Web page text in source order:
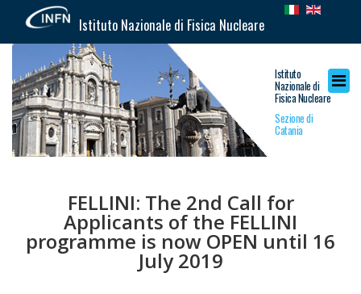
Istituto Nazionale di Fisica Nucleare
Istituto
Nazionale di
Fisica Nucleare
Sezione di
Catania
FELLINI: The 2nd Call for
Applicants of the FELLINI
programme is now OPEN until 16
July 2019